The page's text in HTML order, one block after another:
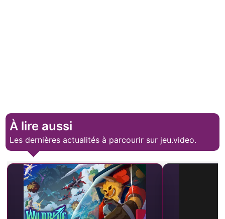
À lire aussi
Les dernières actualités à parcourir sur jeu.video.